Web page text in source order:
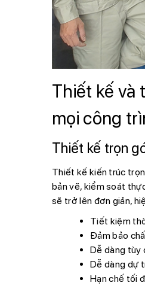
Thiết kế và
mọi công
Thiết kế trọn
Thiết kế kiến trúc
bản vẽ, kiểm soát
sẽ trở lên đơn giản,
Tiết kiệm
Đảm bảo
Dễ dàng tùy
Dễ dàng dự
Hạn chế tối